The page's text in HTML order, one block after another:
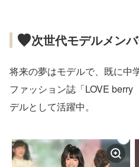
次世代モデルメン
将来の夢はモデルで、既に中
ファッション誌「LOVE berry
デルとして活躍中。